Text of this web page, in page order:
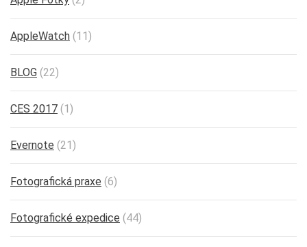
AppleWatch (11)
BLOG (22)
CES 2017 (1)
Evernote (21)
Fotografická praxe (6)
Fotografické expedice (44)